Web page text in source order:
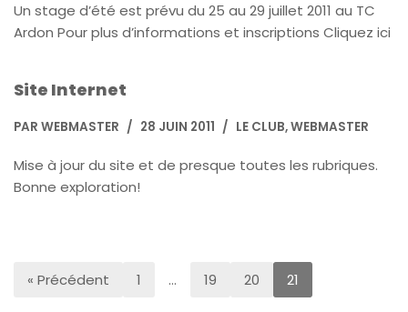
Un stage d’été est prévu du 25 au 29 juillet 2011 au TC
Ardon Pour plus d’informations et inscriptions Cliquez ici
Site Internet
PAR WEBMASTER 28 JUIN 2011 LE CLUB,WEBMASTER
Mise à jour du site et de presque toutes les rubriques.
Bonne exploration!
« Précédent 1 … 19 20 21